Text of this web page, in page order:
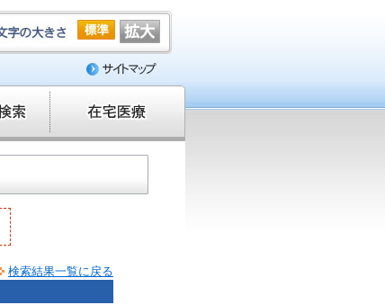
検索結果一覧に戻る